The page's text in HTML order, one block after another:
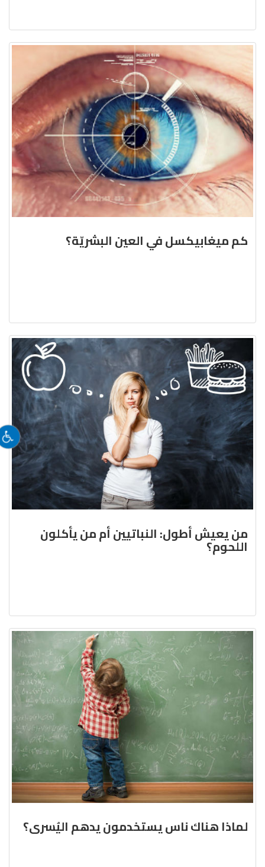
كم ميغابيكسل في العين البشريّة؟
من يعيش أطول: النباتيين أم من يأكلون
اللحوم؟
لماذا هناك ناس يستخدمون يدهم اليُسرى؟